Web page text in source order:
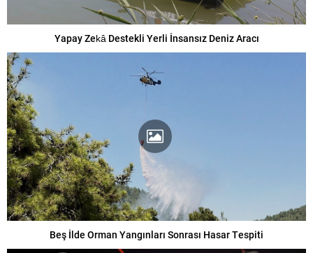
Yapay Zekâ Destekli Yerli İnsansız Deniz Aracı
Beş İlde Orman Yangınları Sonrası Hasar Tespiti